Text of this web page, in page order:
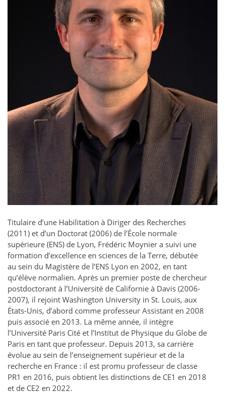
Titulaire d’une Habilitation à Diriger des Recherches
(2011) et d’un Doctorat (2006) de l’École normale
supérieure (ENS) de Lyon, Frédéric Moynier a suivi une
formation d’excellence en sciences de la Terre, débutée
au sein du Magistère de l’ENS Lyon en 2002, en tant
qu’élève normalien. Après un premier poste de chercheur
postdoctorant à l’Université de Californie à Davis (2006-
2007), il rejoint Washington University in St. Louis, aux
États-Unis, d’abord comme professeur Assistant en 2008
puis associé en 2013. La même année, il intègre
l’Université Paris Cité et l’Institut de Physique du Globe de
Paris en tant que professeur. Depuis 2013, sa carrière
évolue au sein de l’enseignement supérieur et de la
recherche en France : il est promu professeur de classe
PR1 en 2016, puis obtient les distinctions de CE1 en 2018
et de CE2 en 2022.